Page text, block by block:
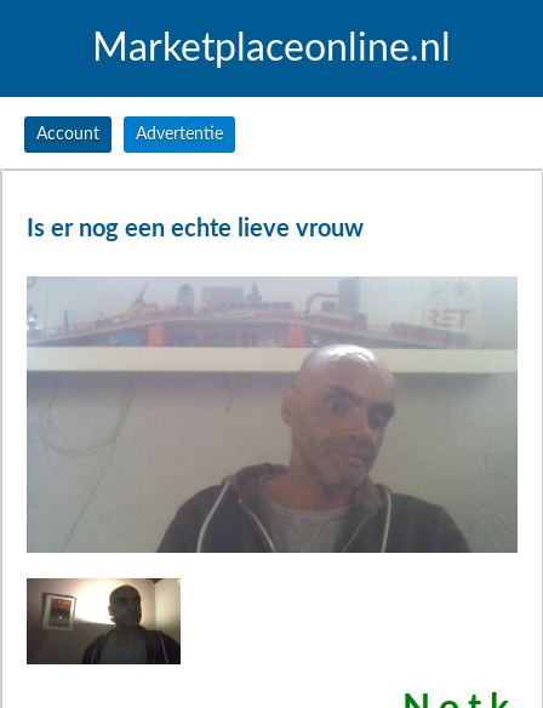
Marketplaceonline.nl
Account Advertentie
Is er nog een echte lieve vrouw